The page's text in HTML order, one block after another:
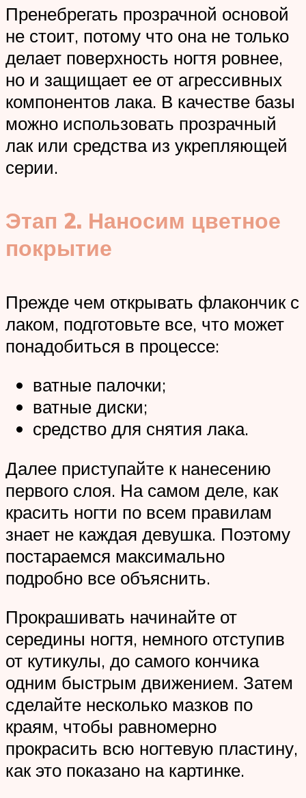
Пренебрегать прозрачной основой
не стоит, потому что она не только
делает поверхность ногтя ровнее,
но и защищает ее от агрессивных
компонентов лака. В качестве базы
можно использовать прозрачный
лак или средства из укрепляющей
серии.
Этап 2. Наносим цветное
покрытие
Прежде чем открывать флакончик с
лаком, подготовьте все, что может
понадобиться в процессе:
ватные палочки;
ватные диски;
средство для снятия лака.
Далее приступайте к нанесению
первого слоя. На самом деле, как
красить ногти по всем правилам
знает не каждая девушка. Поэтому
постараемся максимально
подробно все объяснить.
Прокрашивать начинайте от
середины ногтя, немного отступив
от кутикулы, до самого кончика
одним быстрым движением. Затем
сделайте несколько мазков по
краям, чтобы равномерно
прокрасить всю ногтевую пластину,
как это показано на картинке.